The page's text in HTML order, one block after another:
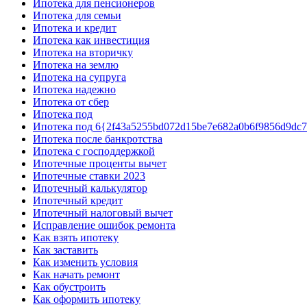
Ипотека для пенсионеров
Ипотека для семьи
Ипотека и кредит
Ипотека как инвестиция
Ипотека на вторичку
Ипотека на землю
Ипотека на супруга
Ипотека надежно
Ипотека от сбер
Ипотека под
Ипотека под
Ипотека после банкротства
Ипотека с господдержкой
Ипотечные проценты вычет
Ипотечные ставки 2023
Ипотечный калькулятор
Ипотечный кредит
Ипотечный налоговый вычет
Исправление ошибок ремонта
Как взять ипотеку
Как заставить
Как изменить условия
Как начать ремонт
Как обустроить
Как оформить ипотеку